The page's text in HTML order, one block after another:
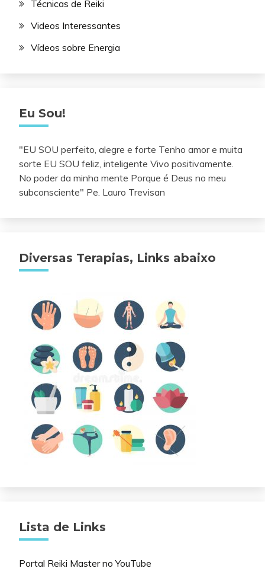
Técnicas de Reiki
Videos Interessantes
Vídeos sobre Energia
Eu Sou!
"EU SOU perfeito, alegre e forte Tenho amor e muita
sorte EU SOU feliz, inteligente Vivo positivamente.
No poder da minha mente Porque é Deus no meu
subconsciente" Pe. Lauro Trevisan
Diversas Terapias, Links abaixo
Lista de Links
Portal Reiki Master no YouTube